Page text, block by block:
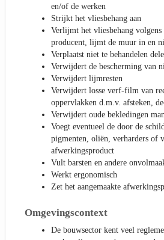
en/of de werken
Strijkt het vliesbehang aan
Verlijmt het vliesbehang
producent, lijmt de muur in en
Verplaatst niet te behandelen
Verwijdert de bescherming van
Verwijdert lijmresten
Verwijdert losse verf-film van
oppervlakken d.m.v. afsteken,
Verwijdert oude bekledingen
Voegt eventueel de door de
pigmenten, oliën, verharders of
afwerkingsproduct
Vult barsten en andere
Werkt ergonomisch
Zet het aangemaakte
Omgevingscontext
De bouwsector kent veel